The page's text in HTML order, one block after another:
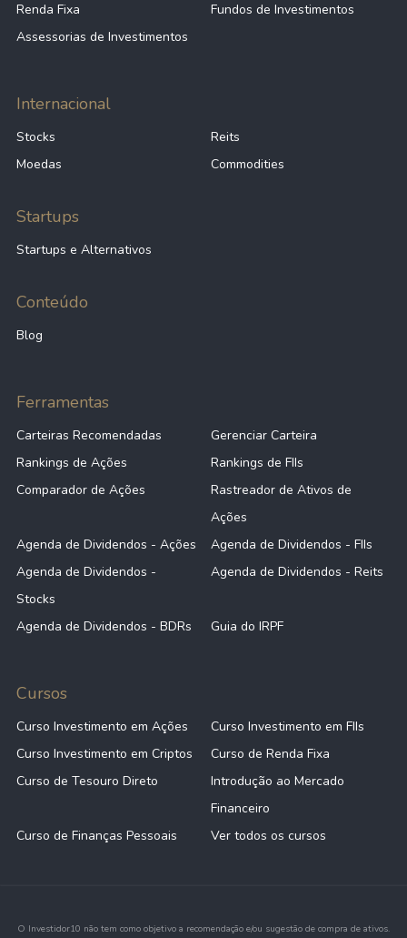
Renda Fixa
Fundos de Investimentos
Assessorias de Investimentos
Internacional
Stocks
Reits
Moedas
Commodities
Startups
Startups e Alternativos
Conteúdo
Blog
Ferramentas
Carteiras Recomendadas
Gerenciar Carteira
Rankings de Ações
Rankings de FIIs
Comparador de Ações
Rastreador de Ativos de
Ações
Agenda de Dividendos - Ações
Agenda de Dividendos - FIIs
Agenda de Dividendos -
Stocks
Agenda de Dividendos - Reits
Agenda de Dividendos - BDRs Guia do IRPF
Cursos
Curso Investimento em Ações
Curso Investimento em FIIs
Curso Investimento em Criptos
Curso de Renda Fixa
Curso de Tesouro Direto
Introdução ao Mercado
Financeiro
Curso de Finanças Pessoais
Ver todos os cursos
O Investidor10 não tem como objetivo a recomendação e/ou sugestão de compra de ativos.